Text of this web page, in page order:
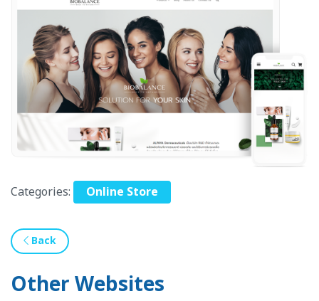
Categories: Online Store
Back
Other Websites